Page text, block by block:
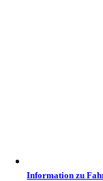
Information zu